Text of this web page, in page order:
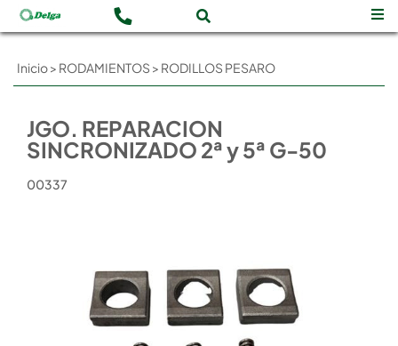
Inicio> RODAMIENTOS > RODILLOS PESARO
JGO. REPARACION
SINCRONIZADO 2ª y 5ª G-50
00337